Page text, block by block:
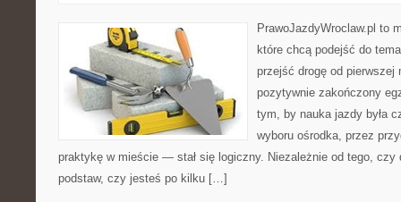
PrawoJazdyWroclaw.pl to
które chcą podejść do
przejść drogę od pierwszej
pozytywnie zakończony
tym, by nauka jazdy była
wyboru ośrodka, przez
praktykę w mieście — stał się logiczny. Niezależnie od tego,
podstaw, czy jesteś po kilku […]